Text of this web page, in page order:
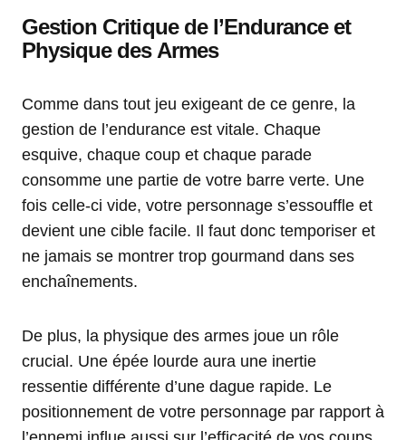
Gestion Critique de l’Endurance et
Physique des Armes
Comme dans tout jeu exigeant de ce genre, la
gestion de l’endurance est vitale. Chaque
esquive, chaque coup et chaque parade
consomme une partie de votre barre verte. Une
fois celle-ci vide, votre personnage s’essouffle et
devient une cible facile. Il faut donc temporiser et
ne jamais se montrer trop gourmand dans ses
enchaînements.
De plus, la physique des armes joue un rôle
crucial. Une épée lourde aura une inertie
ressentie différente d’une dague rapide. Le
positionnement de votre personnage par rapport à